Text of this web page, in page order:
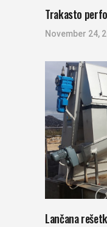
Trakasto
November 24,
Lančana